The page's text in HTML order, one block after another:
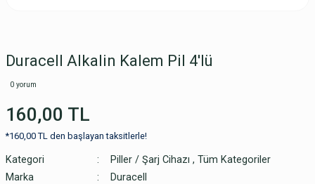
Duracell Alkalin Kalem Pil 4'lü
0 yorum
160,00 TL
*160,00 TL den başlayan taksitlerle!
Kategori Piller / Şarj Cihazı , Tüm Kategoriler
Marka
Duracell